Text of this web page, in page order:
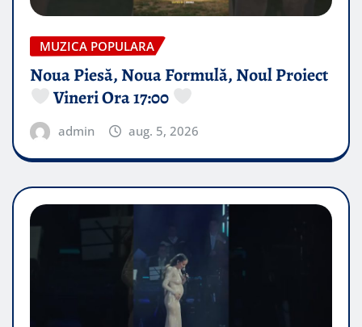
MUZICA POPULARA
Noua Piesă, Noua Formulă, Noul Proiect
Vineri Ora 17:00
admin aug. 5, 2026